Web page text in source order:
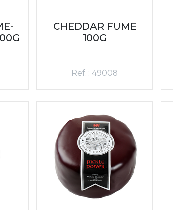
CHEDDAR FUME
100G
Ref. : 49008